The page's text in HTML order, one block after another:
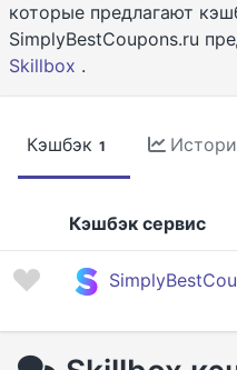
которые предлагают
SimplyBestCoupons.ru
Skillbox .
Кэшбэк 1
Кэшбэк сервис